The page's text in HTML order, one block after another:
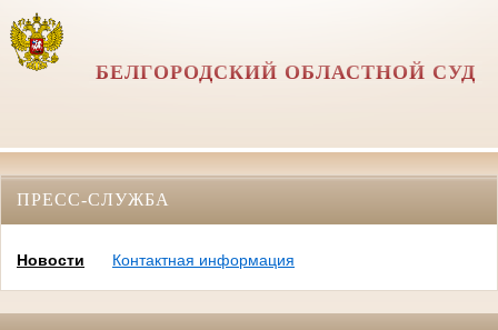
БЕЛГОРОДСКИЙ ОБЛАСТНОЙ СУД
ПРЕСС-СЛУЖБА
Новости Контактная информация